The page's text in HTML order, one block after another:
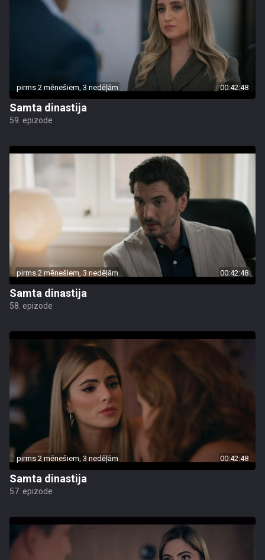
pirms 2 mēnešiem, 3 nedēļām 00:42:48
Samta dinastija
59. epizode
pirms 2 mēnešiem, 3 nedēļām 00:42:48
Samta dinastija
58. epizode
pirms 2 mēnešiem, 3 nedēļām 00:42:48
Samta dinastija
57. epizode